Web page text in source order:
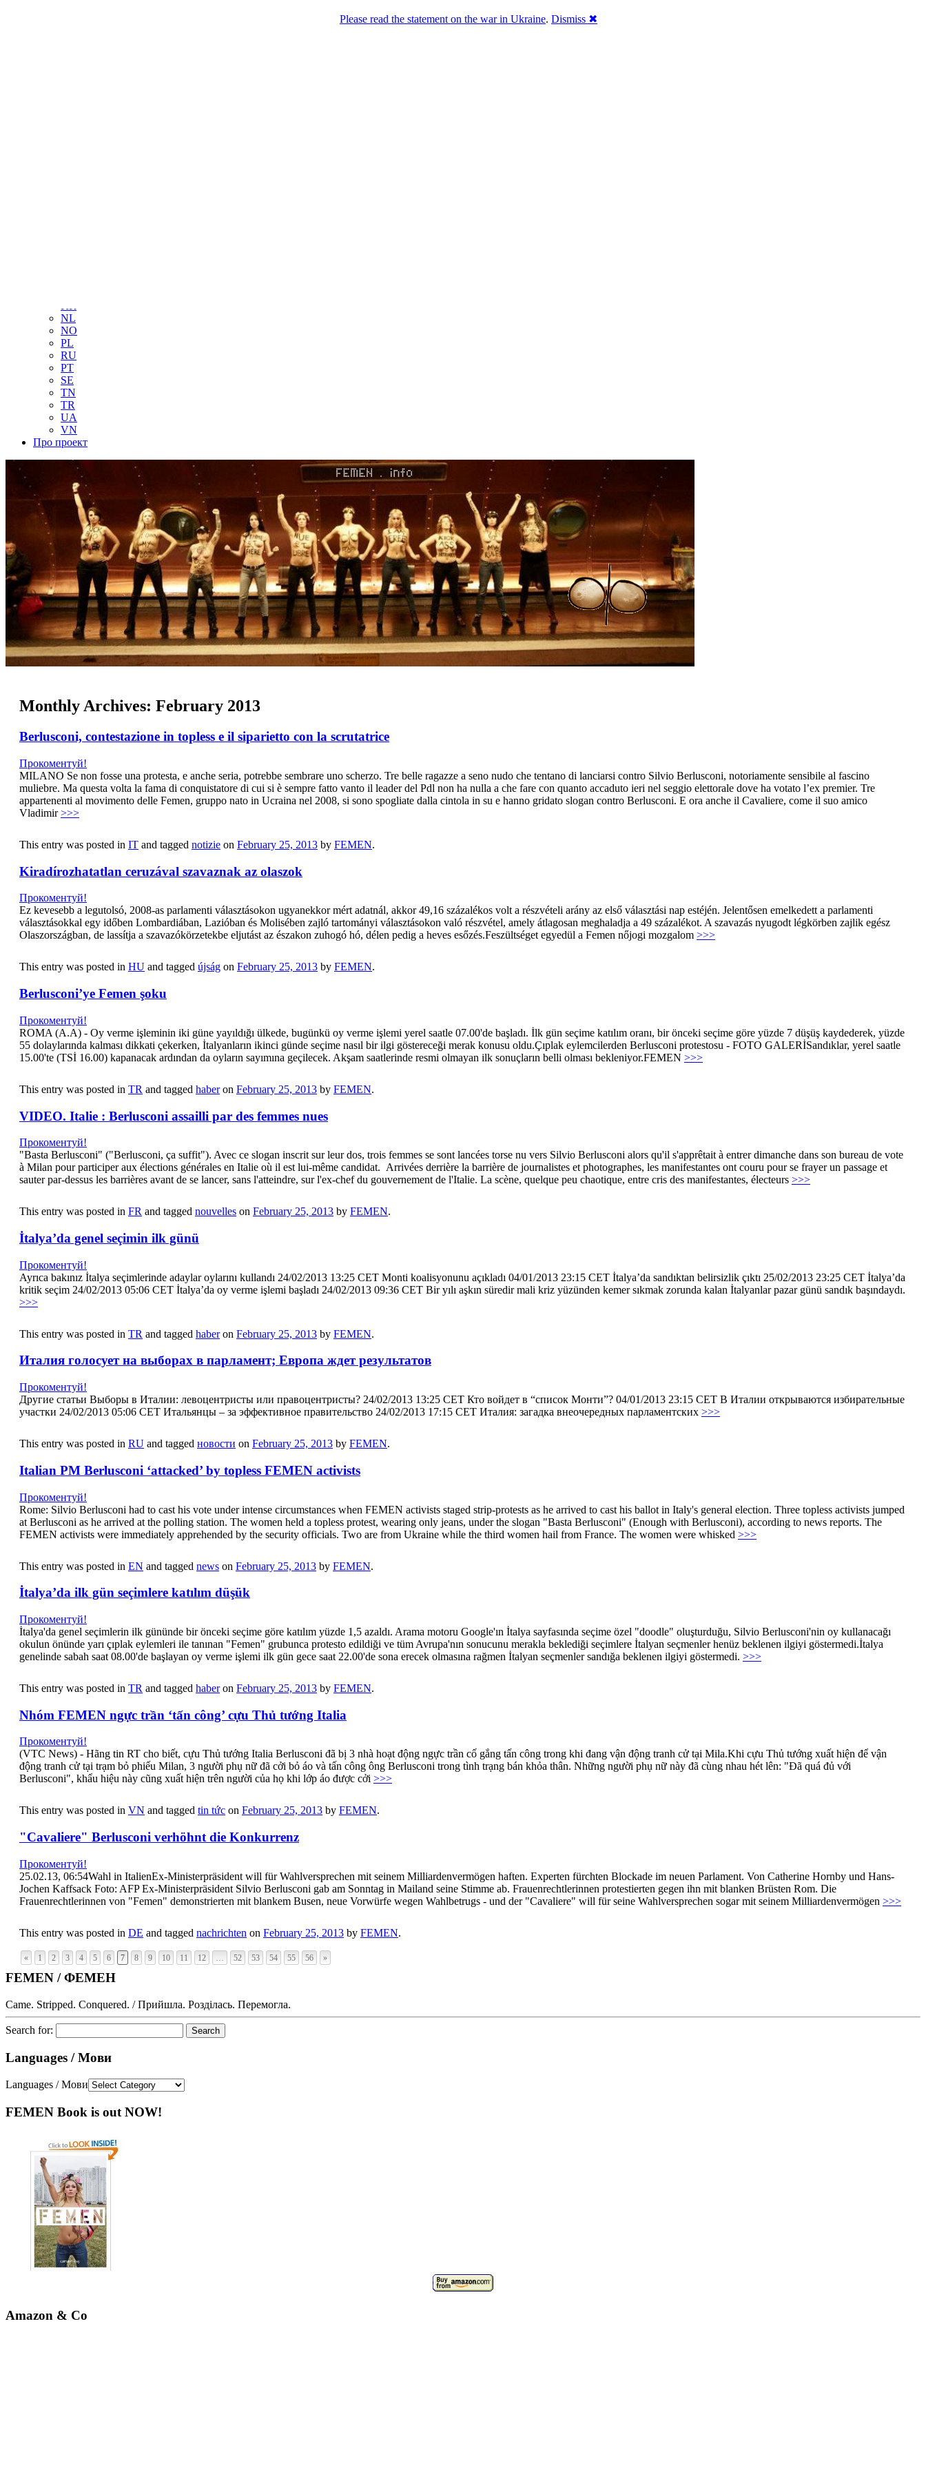
KR
NL
NO
PL
RU
PT
SE
TN
TR
UA
VN
Про проект
Monthly Archives: February 2013
Berlusconi, contestazione in topless e il siparietto con la scrutatrice
Прокоментуй!
MILANO Se non fosse una protesta, e anche seria, potrebbe sembrare uno scherzo. Tre belle ragazze a seno nudo che tentano di lanciarsi contro Silvio Berlusconi, notoriamente sensibile al fascino
muliebre. Ma questa volta la fama di conquistatore di cui si è sempre fatto vanto il leader del Pdl non ha nulla a che fare con quanto accaduto ieri nel seggio elettorale dove ha votato l’ex premier. Tre
appartenenti al movimento delle Femen, gruppo nato in Ucraina nel 2008, si sono spogliate dalla cintola in su e hanno gridato slogan contro Berlusconi. E ora anche il Cavaliere, come il suo amico
Vladimir>>>
This entry was posted in IT and tagged notizie on February 25, 2013 by FEMEN.
Kiradírozhatatlan ceruzával szavaznak az olaszok
Прокоментуй!
Ez kevesebb a legutolsó, 2008-as parlamenti választásokon ugyanekkor mért adatnál, akkor 49,16 százalékos volt a részvételi arány az első választási nap estéjén. Jelentősen emelkedett a parlamenti
választásokkal egy időben Lombardiában, Lazióban és Molisében zajló tartományi választásokon való részvétel, amely átlagosan meghaladja a 49 százalékot. A szavazás nyugodt légkörben zajlik egész
Olaszországban, de lassítja a szavazókörzetekbe eljutást az északon zuhogó hó, délen pedig a heves esőzés.Feszültséget egyedül a Femen nőjogi mozgalom >>>
This entry was posted in HU and tagged újság on February 25, 2013 by FEMEN.
Berlusconi’ye Femen şoku
Прокоментуй!
ROMA (A.A) - Oy verme işleminin iki güne yayıldığı ülkede, bugünkü oy verme işlemi yerel saatle 07.00'de başladı. İlk gün seçime katılım oranı, bir önceki seçime göre yüzde 7 düşüş kaydederek, yüzde
55 dolaylarında kalması dikkati çekerken, İtalyanların ikinci günde seçime nasıl bir ilgi göstereceği merak konusu oldu.Çıplak eylemcilerden Berlusconi protestosu - FOTO GALERİSandıklar, yerel saatle
15.00'te (TSİ 16.00) kapanacak ardından da oyların sayımına geçilecek. Akşam saatlerinde resmi olmayan ilk sonuçların belli olması bekleniyor.FEMEN >>>
This entry was posted in TR and tagged haberon February 25, 2013 by FEMEN.
VIDEO. Italie : Berlusconi assailli par des femmes nues
Прокоментуй!
"Basta Berlusconi" ("Berlusconi, ça suffit"). Avec ce slogan inscrit sur leur dos, trois femmes se sont lancées torse nu vers Silvio Berlusconi alors qu'il s'apprêtait à entrer dimanche dans son bureau de vote
à Milan pour participer aux élections générales en Italie où il est lui-même candidat. Arrivées derrière la barrière de journalistes et photographes, les manifestantes ont couru pour se frayer un passage et
sauter par-dessus les barrières avant de se lancer, sans l'atteindre, sur l'ex-chef du gouvernement de l'Italie. La scène, quelque peu chaotique, entre cris des manifestantes, électeurs >>>
This entry was posted in FR and tagged nouvelles on February 25, 2013 by FEMEN.
İtalya’da genel seçimin ilk günü
Прокоментуй!
Ayrıca bakınız İtalya seçimlerinde adaylar oylarını kullandı 24/02/2013 13:25 CET Monti koalisyonunu açıkladı 04/01/2013 23:15 CET İtalya’da sandıktan belirsizlik çıktı 25/02/2013 23:25 CET İtalya’da
kritik seçim 24/02/2013 05:06 CET İtalya’da oy verme işlemi başladı 24/02/2013 09:36 CET Bir yılı aşkın süredir mali kriz yüzünden kemer sıkmak zorunda kalan İtalyanlar pazar günü sandık başındaydı.
>>>
This entry was posted in TR and tagged haberon February 25, 2013 by FEMEN.
Италия голосует на выборах в парламент; Европа ждет результатов
Прокоментуй!
Другие статьи Выборы в Италии: левоцентристы или правоцентристы? 24/02/2013 13:25 CET Кто войдет в “список Монти”? 04/01/2013 23:15 CET В Италии открываются избирательные
участки 24/02/2013 05:06 CET Итальянцы – за эффективное правительство 24/02/2013 17:15 CET Италия: загадка внеочередных парламентских >>>
This entry was posted in RU and tagged новости on February 25, 2013 by FEMEN.
Italian PM Berlusconi ‘attacked’ by topless FEMEN activists
Прокоментуй!
Rome: Silvio Berlusconi had to cast his vote under intense circumstances when FEMEN activists staged strip-protests as he arrived to cast his ballot in Italy's general election. Three topless activists jumped
at Berlusconi as he arrived at the polling station. The women held a topless protest, wearing only jeans, under the slogan "Basta Berlusconi" (Enough with Berlusconi), according to news reports. The
FEMEN activists were immediately apprehended by the security officials. Two are from Ukraine while the third women hail from France. The women were whisked >>>
This entry was posted in EN and tagged news on February 25, 2013 by FEMEN.
İtalya’da ilk gün seçimlere katılım düşük
Прокоментуй!
İtalya'da genel seçimlerin ilk gününde bir önceki seçime göre katılım yüzde 1,5 azaldı. Arama motoru Google'ın İtalya sayfasında seçime özel "doodle" oluşturduğu, Silvio Berlusconi'nin oy kullanacağı
okulun önünde yarı çıplak eylemleri ile tanınan "Femen" grubunca protesto edildiği ve tüm Avrupa'nın sonucunu merakla beklediği seçimlere İtalyan seçmenler henüz beklenen ilgiyi göstermedi.İtalya
genelinde sabah saat 08.00'de başlayan oy verme işlemi ilk gün gece saat 22.00'de sona erecek olmasına rağmen İtalyan seçmenler sandığa beklenen ilgiyi göstermedi. >>>
This entry was posted in TR and tagged haberon February 25, 2013 by FEMEN.
Nhóm FEMEN ngực trần ‘tấn công’ cựu Thủ tướng Italia
Прокоментуй!
(VTC News) - Hãng tin RT cho biết, cựu Thủ tướng Italia Berlusconi đã bị 3 nhà hoạt động ngực trần cố gắng tấn công trong khi đang vận động tranh cử tại Mila.Khi cựu Thủ tướng xuất hiện để vận
động tranh cử tại trạm bỏ phiếu Milan, 3 người phụ nữ đã cởi bỏ áo và tấn công ông Berlusconi trong tình trạng bán khỏa thân. Những người phụ nữ này đã cùng nhau hét lên: "Đã quá đủ với
Berlusconi", khẩu hiệu này cũng xuất hiện trên người của họ khi lớp áo được cởi >>>
This entry was posted in VN and tagged tin tức on February 25, 2013 by FEMEN.
"Cavaliere" Berlusconi verhöhnt die Konkurrenz
Прокоментуй!
25.02.13, 06:54Wahl in ItalienEx-Ministerpräsident will für Wahlversprechen mit seinem Milliardenvermögen haften. Experten fürchten Blockade im neuen Parlament. Von Catherine Hornby und Hans-
Jochen Kaffsack Foto: AFP Ex-Ministerpräsident Silvio Berlusconi gab am Sonntag in Mailand seine Stimme ab. Frauenrechtlerinnen protestierten gegen ihn mit blanken Brüsten Rom. Die
Frauenrechtlerinnen von "Femen" demonstrierten mit blankem Busen, neue Vorwürfe wegen Wahlbetrugs - und der "Cavaliere" will für seine Wahlversprechen sogar mit seinem Milliardenvermögen >>>
This entry was posted in DE and tagged nachrichten on February 25, 2013 by FEMEN.
« 1 2 3 4 5 6 7 8 9 10 11 12 … 52 53 54 55 56 »
FEMEN / ФЕМЕН
Came. Stripped. Conquered. / Прийшла. Розділась. Перемогла.
Search for:
Languages / Мови
Languages / Мови
FEMEN Book is out NOW!
Amazon & Co
Please read the statement on the war in Ukraine. Dismiss ✖